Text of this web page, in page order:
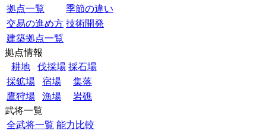
拠点一覧
季節の違い
交易の進め方 技術開発
建築拠点一覧
拠点情報
耕地
伐採場 採石場
採鉱場
宿場
集落
鷹狩場
漁場
岩礁
武将一覧
全武将一覧 能力比較